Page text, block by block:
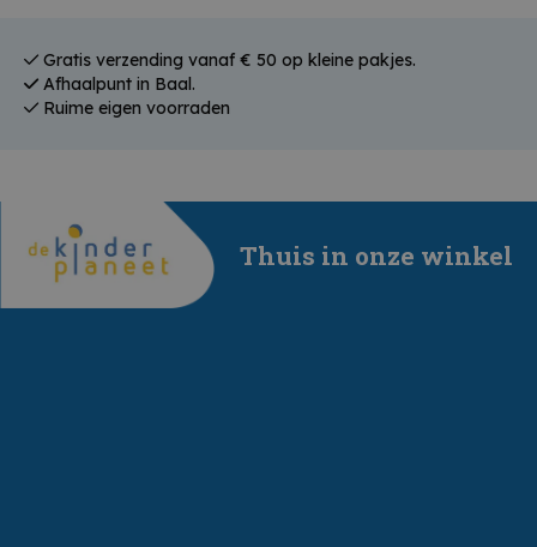
Gratis verzending vanaf € 50 op kleine pakjes.
Afhaalpunt in Baal.
Ruime eigen voorraden
Thuis in onze winkel